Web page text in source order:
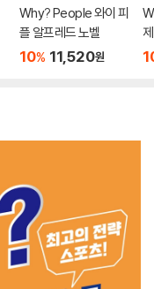
Why? People 와이 피
플 알프레드 노벨
10% 11,520원
제